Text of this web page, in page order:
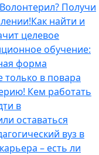
Волонтерил? Получи
Как найти и
целевое
обучение:
форма
только в повара
Кем работать
в
оставаться
вуз в
– есть ли